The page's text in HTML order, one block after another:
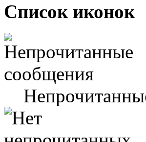
Список иконок